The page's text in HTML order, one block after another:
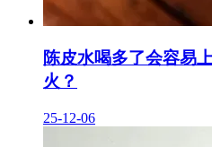
陈皮水喝多了会容易
火？
25-12-06